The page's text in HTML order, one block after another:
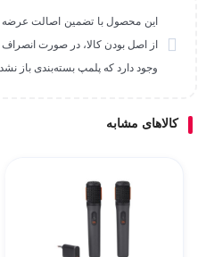
این محصول با تضمین اصالت
از اصل بودن کالا، در صورت
وجود دارد که پلمپ بسته‌بندی باز
کالاهای مشابه